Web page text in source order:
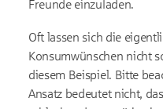
Freunde einzuladen.
Oft lassen sich die
Konsumwünschen nicht
diesem Beispiel. Bitte
Ansatz bedeutet nicht,